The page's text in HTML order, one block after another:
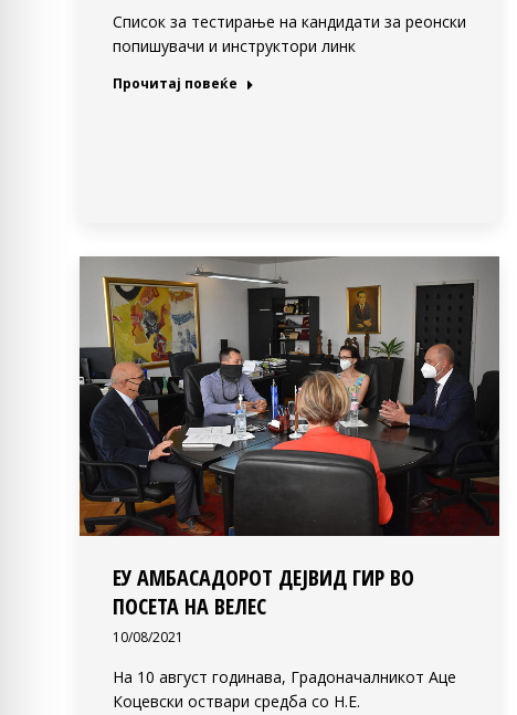
Список за тестирање на кандидати за реонски
попишувачи и инструктори линк
Прочитај повеќе
ЕУ АМБАСАДОРОТ ДЕЈВИД ГИР ВО
ПОСЕТА НА ВЕЛЕС
10/08/2021
На 10 август годинава, Градоначалникот Аце
Коцевски оствари средба со Н.Е.